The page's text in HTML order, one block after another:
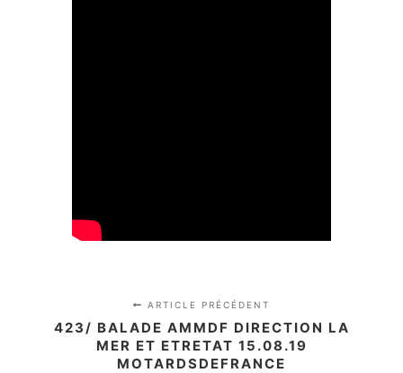
ARTICLE PRÉCÉDENT
423/ BALADE AMMDF DIRECTION LA
MER ET ETRETAT 15.08.19
MOTARDSDEFRANCE